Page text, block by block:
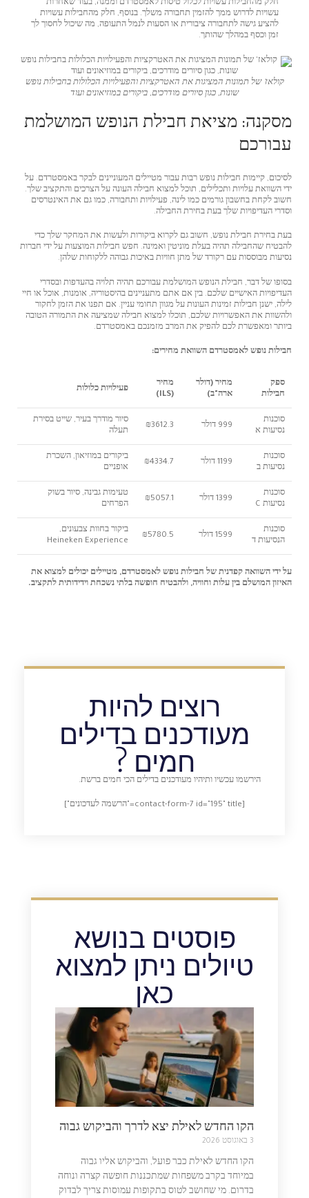
חלק מהחבילות עשויות לכלול טיסות לאמסטרדם וממנה, בעוד שאחרות
עשויות לדרוש ממך להזמין תחבורה משלך. בנוסף, חלק מהחבילות עשויות
להציע גישה לתחבורה ציבורית או הסעות לנמל התעופה, מה שיכול לחסוך לך
זמן וכסף במהלך שהותך.
קולאז' של תמונות המציגות את האטרקציות והפעילויות הכלולות בחבילות נופש
שונות, כגון סיורים מודרכים, ביקורים במוזיאונים ועוד
מסקנה: מציאת חבילת הנופש המושלמת
עבורכם
לסיכום, קיימות חבילות נופש רבות עבור מטיילים המעוניינים לבקר באמסטרדם. על
ידי השוואת עלויות ותכלילים, תוכל למצוא חבילה העונה על הצרכים והתקציב שלך.
חשוב לקחת בחשבון גורמים כמו לינה, פעילויות ותחבורה, כמו גם את האינטרסים
וסדרי העדיפויות שלך בעת בחירת החבילה.
בעת בחירת חבילת נופש, חשוב גם לקרוא ביקורות ולעשות את המחקר שלך כדי
להבטיח שהחבילה תהיה בעלת מוניטין ואמינה. חפש חבילות המוצעות על ידי חברות
נסיעות מבוססות עם רקורד של מתן חוויות באיכות גבוהה ללקוחות שלהן.
בסופו של דבר, חבילת הנופש המושלמת עבורכם תהיה תלויה בהעדפות ובסדרי
העדיפויות האישיים שלכם. בין אם אתם מתעניינים בהיסטוריה, אומנות, אוכל או חיי
לילה, ישנן חבילות זמינות העונות על מגוון תחומי עניין. אם תפנו את הזמן לחקור
ולהשוות את האפשרויות שלכם, תוכלו למצוא חבילה שמציעה את התמורה הטובה
ביותר ומאפשרת לכם להפיק את המרב מזמנכם באמסטרדם.
חבילות נופש לאמסטרדם השוואת מחירים:
ספק
חבילות
מחיר (דולר
ארה"ב)
מחיר
(ILS)
פעילויות כלולות
סוכנות
נסיעות א
999 דולר ₪3612.3
סיור מודרך בעיר, שייט בסירת
תעלה
סוכנות
נסיעות ב
1199 דולר ₪4334.7
ביקורים במוזיאון, השכרת
אופניים
סוכנות
נסיעות C
1399 דולר ₪5057.1
טעימות גבינה, סיור בשוק
הפרחים
סוכנות
הנסיעות ד
1599 דולר ₪5780.5
ביקור בחוות צבעונים,
Heineken Experience
על ידי השוואה קפדנית של חבילות נופש לאמסטרדם, מטיילים יכולים למצוא את
האיזון המושלם בין עלות וחוויה, ולהבטיח חופשה בלתי נשכחת וידידותית לתקציב.
רוצים להיות
מעודכנים בדילים
חמים ?
הירשמו עכשיו ותיהיו מעודכנים בדילים הכי חמים ברשת.
[contact-form-7 id="195" title="הרשמה לעדכונים"]
פוסטים בנושא
טיולים ניתן למצוא
כאן
הקו החדש לאילת יצא לדרך והביקוש גבוה
3 באוגוסט 2026
הקו החדש לאילת כבר פועל, והביקוש אליו גבוה
במיוחד בקרב משפחות שמתכננות חופשה קצרה ונוחה
בדרום. מי שחושב לטוס בתקופות עמוסות צריך לבדוק